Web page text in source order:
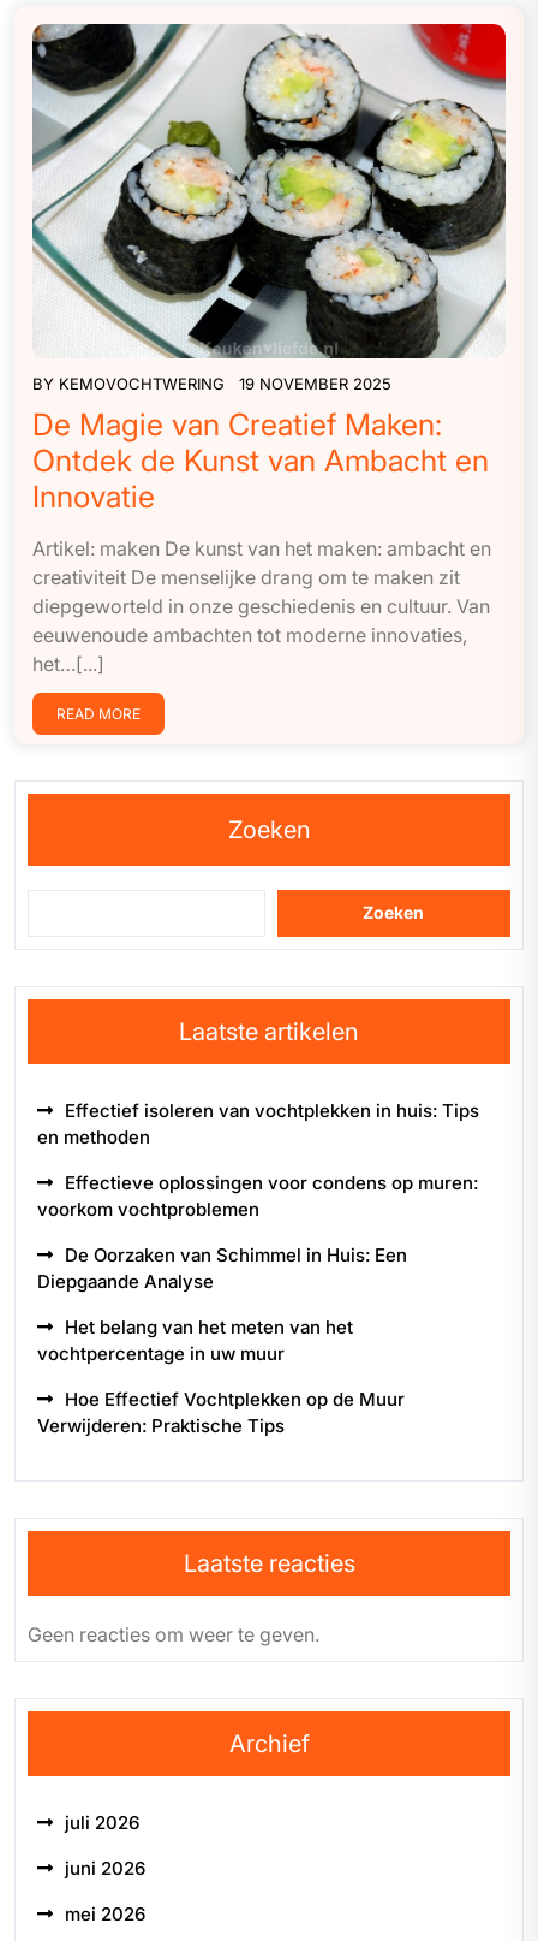
BY KEMOVOCHTWERING 19 NOVEMBER 2025
De Magie van Creatief Maken:
Ontdek de Kunst van Ambacht en
Innovatie
Artikel: maken De kunst van het maken: ambacht en
creativiteit De menselijke drang om te maken zit
diepgeworteld in onze geschiedenis en cultuur. Van
eeuwenoude ambachten tot moderne innovaties,
het…[...]
READ MORE
Zoeken
Zoeken
Laatste artikelen
Effectief isoleren van vochtplekken in huis: Tips
en methoden
Effectieve oplossingen voor condens op muren:
voorkom vochtproblemen
De Oorzaken van Schimmel in Huis: Een
Diepgaande Analyse
Het belang van het meten van het
vochtpercentage in uw muur
Hoe Effectief Vochtplekken op de Muur
Verwijderen: Praktische Tips
Laatste reacties
Geen reacties om weer te geven.
Archief
juli 2026
juni 2026
mei 2026